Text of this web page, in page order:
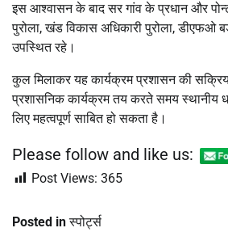
इस आश्वासन के बाद सर गांव के प्रधान और
पुरोला, खंड विकास अधिकारी पुरोला, डीएफओ
उपस्थित रहे।
कुल मिलाकर यह कार्यक्रम प्रशासन की
प्रशासनिक कार्यक्रम तय करते समय स्थानीय
लिए महत्वपूर्ण साबित हो सकता है।
Please follow and like us:
Post Views: 365
Posted inस्पोर्ट्स